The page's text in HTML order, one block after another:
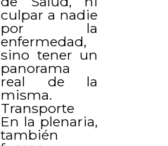
culpar a nadie
por la
enfermedad,
sino tener un
panorama
real de la
misma.
Transporte
En la plenaria,
también